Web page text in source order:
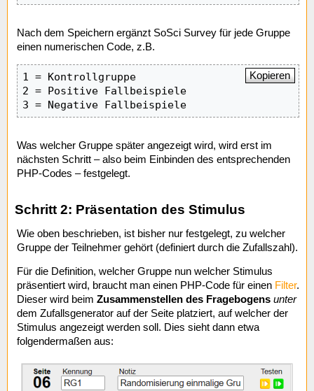
Nach dem Speichern ergänzt SoSci Survey für jede Gruppe
einen numerischen Code, z.B.
1 = Kontrollgruppe
2 = Positive Fallbeispiele
3 = Negative Fallbeispiele
Kopieren
Was welcher Gruppe später angezeigt wird, wird erst im
nächsten Schritt – also beim Einbinden des entsprechenden
PHP-Codes – festgelegt.
Schritt 2: Präsentation des Stimulus
Wie oben beschrieben, ist bisher nur festgelegt, zu welcher
Gruppe der Teilnehmer gehört (definiert durch die Zufallszahl).
Für die Definition, welcher Gruppe nun welcher Stimulus
präsentiert wird, braucht man einen PHP-Code für einen Filter.
Dieser wird beim Zusammenstellen des Fragebogens unter
dem Zufallsgenerator auf der Seite platziert, auf welcher der
Stimulus angezeigt werden soll. Dies sieht dann etwa
folgendermaßen aus: